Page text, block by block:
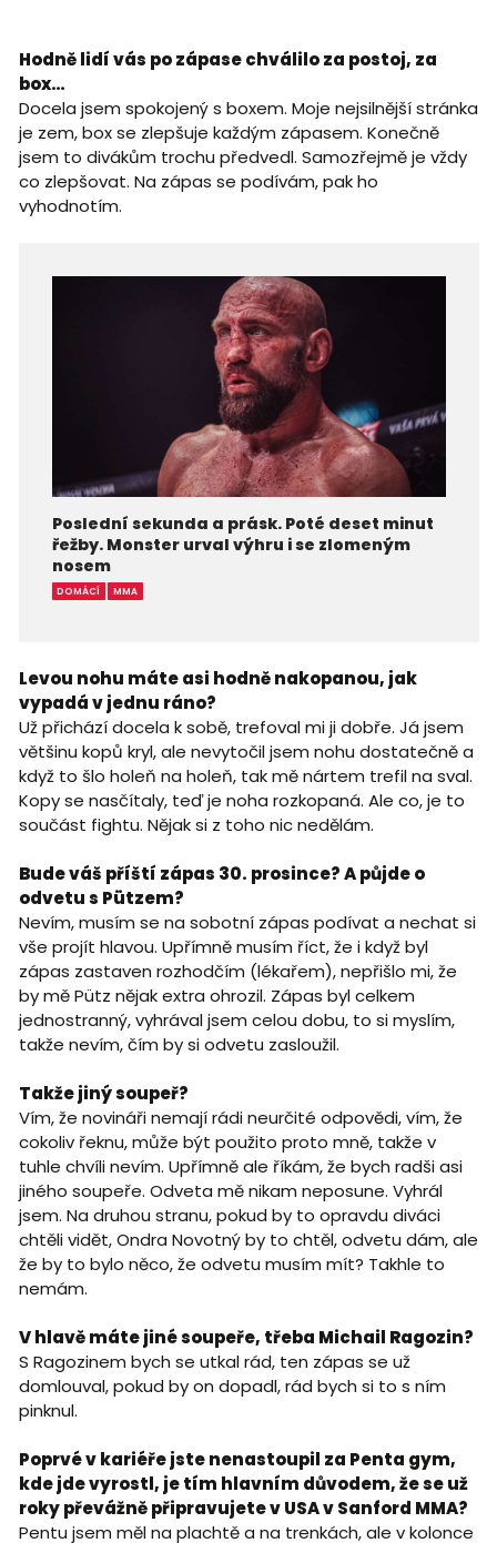
Hodně lidí vás po zápase chválilo za postoj, za
box…
Docela jsem spokojený s boxem. Moje nejsilnější stránka
je zem, box se zlepšuje každým zápasem. Konečně
jsem to divákům trochu předvedl. Samozřejmě je vždy
co zlepšovat. Na zápas se podívám, pak ho
vyhodnotím.
Poslední sekunda a prásk. Poté deset minut
řežby. Monster urval výhru i se zlomeným
nosem
DOMÁCÍ MMA
Levou nohu máte asi hodně nakopanou, jak
vypadá v jednu ráno?
Už přichází docela k sobě, trefoval mi ji dobře. Já jsem
většinu kopů kryl, ale nevytočil jsem nohu dostatečně a
když to šlo holeň na holeň, tak mě nártem trefil na sval.
Kopy se nasčítaly, teď je noha rozkopaná. Ale co, je to
součást fightu. Nějak si z toho nic nedělám.
Bude váš příští zápas 30. prosince? A půjde o
odvetu s Pützem?
Nevím, musím se na sobotní zápas podívat a nechat si
vše projít hlavou. Upřímně musím říct, že i když byl
zápas zastaven rozhodčím (lékařem), nepřišlo mi, že
by mě Pütz nějak extra ohrozil. Zápas byl celkem
jednostranný, vyhrával jsem celou dobu, to si myslím,
takže nevím, čím by si odvetu zasloužil.
Takže jiný soupeř?
Vím, že novináři nemají rádi neurčité odpovědi, vím, že
cokoliv řeknu, může být použito proto mně, takže v
tuhle chvíli nevím. Upřímně ale říkám, že bych radši asi
jiného soupeře. Odveta mě nikam neposune. Vyhrál
jsem. Na druhou stranu, pokud by to opravdu diváci
chtěli vidět, Ondra Novotný by to chtěl, odvetu dám, ale
že by to bylo něco, že odvetu musím mít? Takhle to
nemám.
V hlavě máte jiné soupeře, třeba Michail Ragozin?
S Ragozinem bych se utkal rád, ten zápas se už
domlouval, pokud by on dopadl, rád bych si to s ním
pinknul.
Poprvé v kariéře jste nenastoupil za Penta gym,
kde jde vyrostl, je tím hlavním důvodem, že se už
roky převážně připravujete v USA v Sanford MMA?
Pentu jsem měl na plachtě a na trenkách, ale v kolonce